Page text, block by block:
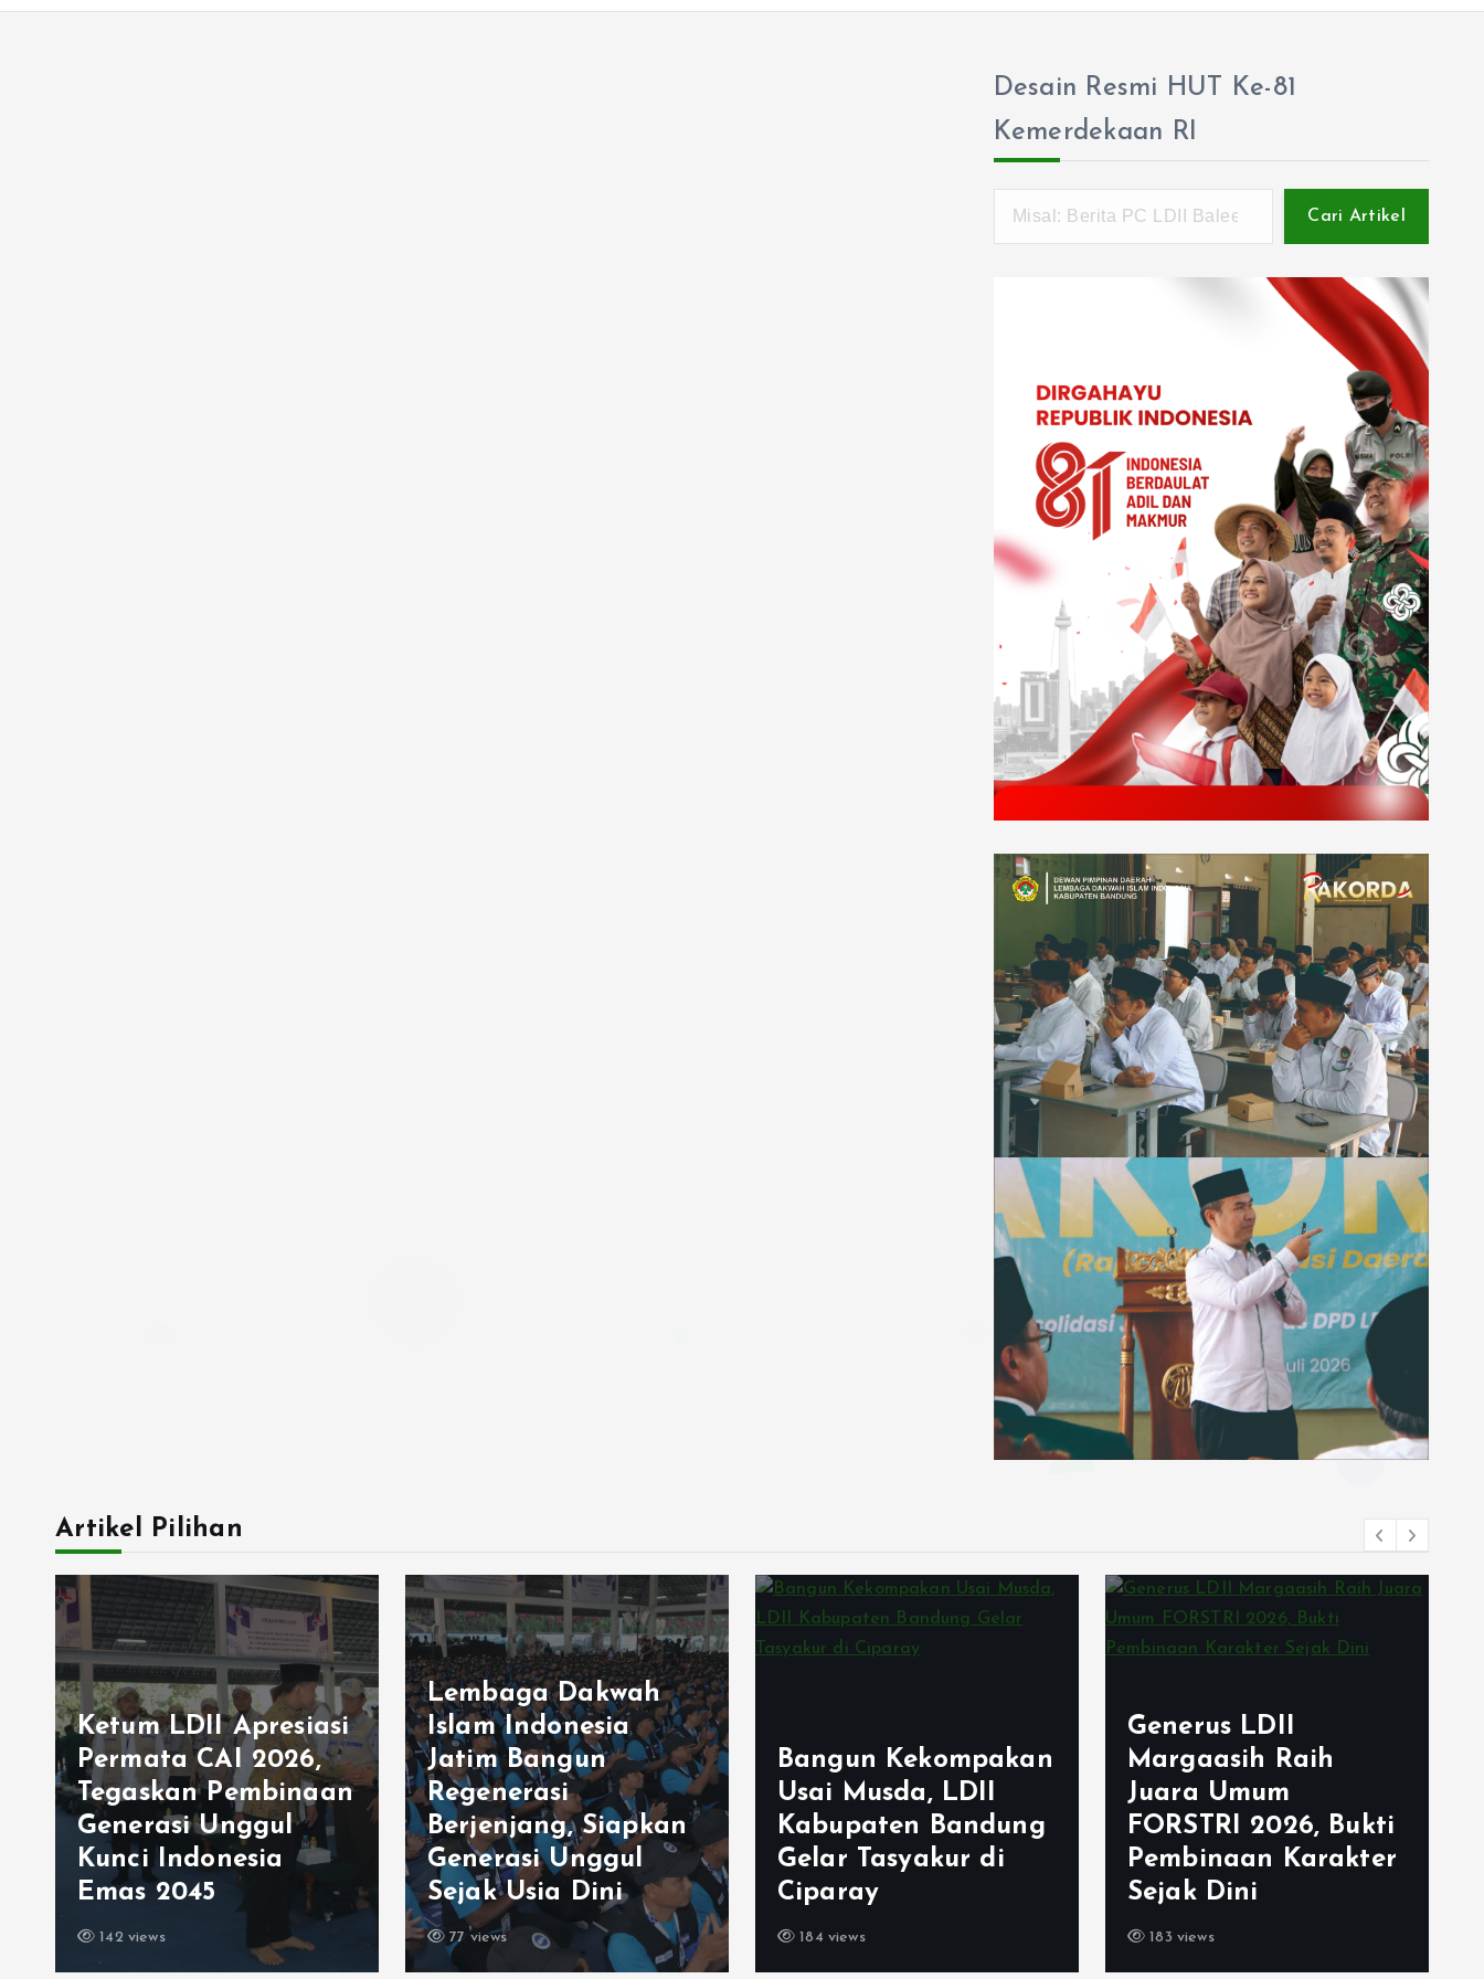
Desain Resmi HUT Ke-81
Kemerdekaan RI
Cari Artikel
Artikel Pilihan
Ketum LDII Apresiasi
Permata CAI 2026,
Tegaskan Pembinaan
Generasi Unggul
Kunci Indonesia
Emas 2045
142 views
Lembaga Dakwah
Islam Indonesia
Jatim Bangun
Regenerasi
Berjenjang, Siapkan
Generasi Unggul
Sejak Usia Dini
77 views
Bangun Kekompakan
Usai Musda, LDII
Kabupaten Bandung
Gelar Tasyakur di
Ciparay
184 views
Generus LDII
Margaasih Raih
Juara Umum
FORSTRI 2026, Bukti
Pembinaan Karakter
Sejak Dini
183 views